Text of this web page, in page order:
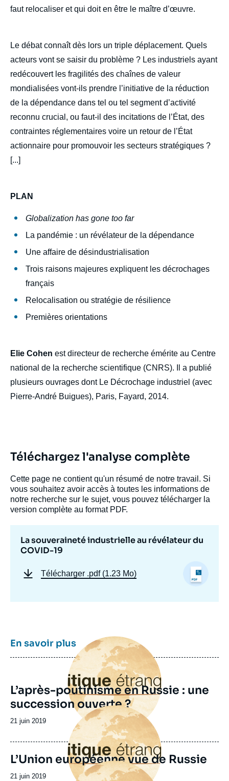
faut relocaliser et qui doit en être le maître d’œuvre.
Le débat connaît dès lors un triple déplacement. Quels
acteurs vont se saisir du problème ? Les industriels ayant
redécouvert les fragilités des chaînes de valeur
mondialisées vont-ils prendre l’initiative de la réduction
de la dépendance dans tel ou tel segment d’activité
reconnu crucial, ou faut-il des incitations de l’État, des
contraintes réglementaires voire un retour de l’État
actionnaire pour promouvoir les secteurs stratégiques ?
[...]
PLAN
Globalization has gone too far
La pandémie : un révélateur de la dépendance
Une affaire de désindustrialisation
Trois raisons majeures expliquent les décrochages
français
Relocalisation ou stratégie de résilience
Premières orientations
Elie Cohen est directeur de recherche émérite au Centre
national de la recherche scientifique (CNRS). Il a publié
plusieurs ouvrages dont Le Décrochage industriel (avec
Pierre-André Buigues), Paris, Fayard, 2014.
Téléchargez l'analyse complète
Cette page ne contient qu'un résumé de notre travail. Si
vous souhaitez avoir accès à toutes les informations de
notre recherche sur le sujet, vous pouvez télécharger la
version complète au format PDF.
La souveraineté industrielle au révélateur du
COVID-19
Télécharger .pdf (1.23 Mo)
En savoir plusImage
principale
L’après-poutinisme en Russie : une
succession ouverte ?
Date
publication
21 juin 2019
Image
principale
L’Union européenne vue de Russie
Date
21 juin 2019
Image
principale
Image
de
couverture
de
publication